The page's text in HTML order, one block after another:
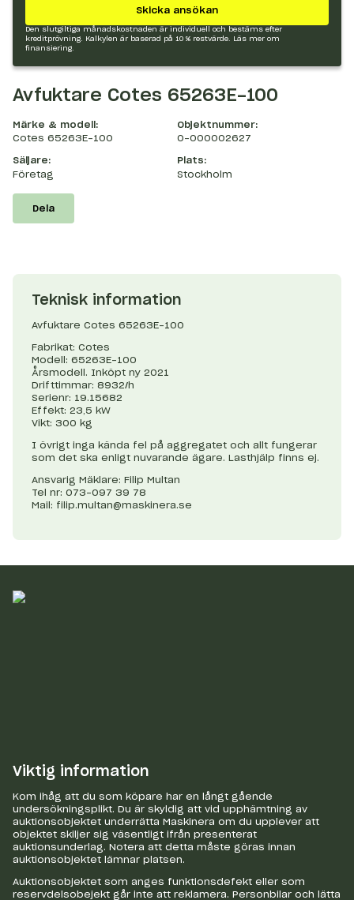
Skicka ansökan
Den slutgiltiga månadskostnaden är individuell och bestäms efter
kreditprövning. Kalkylen är baserad på 10 % restvärde.
Läs mer om
finansiering.
Avfuktare Cotes 65263E-100
Märke & modell:
Cotes 65263E-100
Objektnummer:
O-000002627
Säljare:
Företag
Plats:
Stockholm
Dela
Teknisk information
Avfuktare Cotes 65263E-100
Fabrikat: Cotes
Modell: 65263E-100
Årsmodell. Inköpt ny 2021
Drifttimmar: 8932/h
Serienr: 19.15682
Effekt: 23,5 kW
Vikt: 300 kg
I övrigt inga kända fel på aggregatet och allt fungerar
som det ska enligt nuvarande ägare. Lasthjälp finns ej.
Ansvarig Mäklare: Filip Multan
Tel nr: 073-097 39 78
Mail: filip.multan@maskinera.se
Viktig information
Kom ihåg att du som köpare har en långt gående
undersökningsplikt. Du är skyldig att vid upphämtning av
auktionsobjektet underrätta Maskinera om du upplever att
objektet skiljer sig väsentligt ifrån presenterat
auktionsunderlag. Notera att detta måste göras innan
auktionsobjektet lämnar platsen.
Auktionsobjektet som anges funktionsdefekt eller som
reservdelsobejekt går inte att reklamera. Personbilar och lätta